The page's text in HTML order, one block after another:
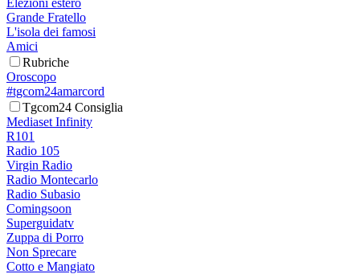
Grande Fratello
L'isola dei famosi
Amici
Rubriche
Oroscopo
#tgcom24amarcord
Tgcom24 Consiglia
Mediaset Infinity
R101
Radio 105
Virgin Radio
Radio Montecarlo
Radio Subasio
Comingsoon
Superguidatv
Zuppa di Porro
Non Sprecare
Cotto e Mangiato